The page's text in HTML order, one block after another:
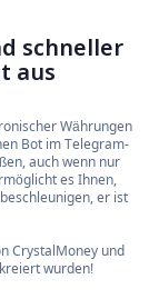
schneller
aus
Währungen
Bot im Telegram-
auch wenn nur
es Ihnen,
er ist
CrystalMoney und
wurden!